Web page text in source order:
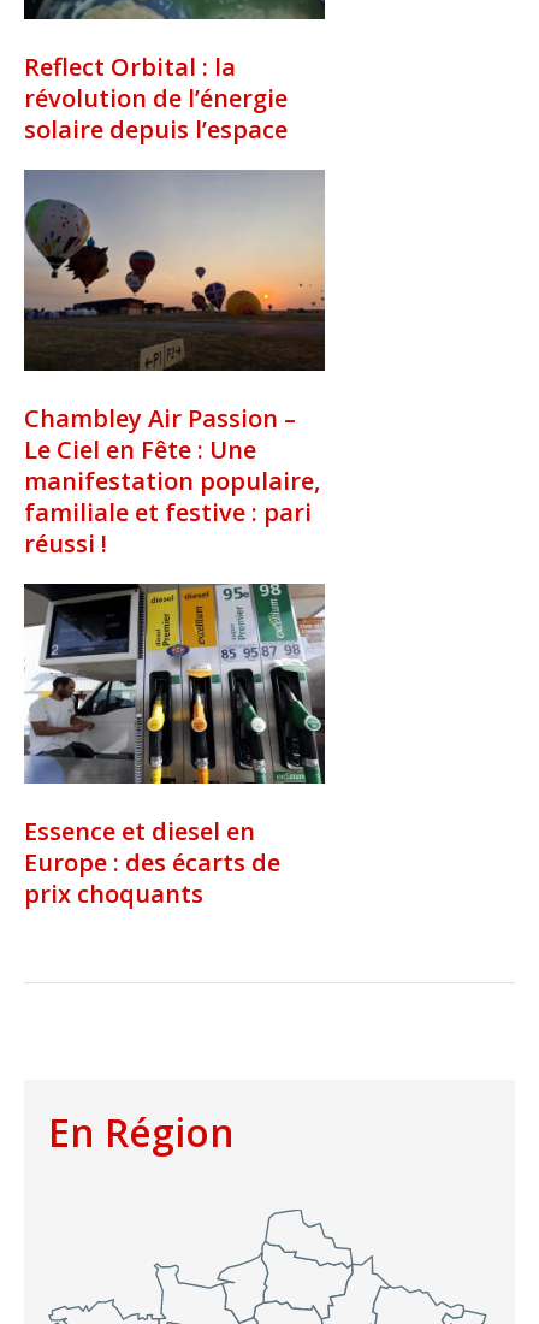
Reflect Orbital : la
révolution de l’énergie
solaire depuis l’espace
Chambley Air Passion –
Le Ciel en Fête : Une
manifestation populaire,
familiale et festive : pari
réussi !
Essence et diesel en
Europe : des écarts de
prix choquants
En Région